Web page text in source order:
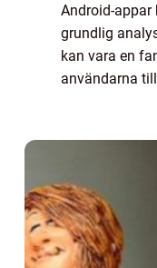
Android-appar
grundlig
kan vara en
användarna